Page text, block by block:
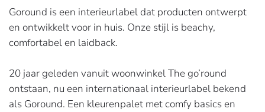
Goround is een interieurlabel dat producten ontwerpt
en ontwikkelt voor in huis. Onze stijl is beachy,
comfortabel en laidback.
20 jaar geleden vanuit woonwinkel The go’round
ontstaan, nu een internationaal interieurlabel bekend
als Goround. Een kleurenpalet met comfy basics en